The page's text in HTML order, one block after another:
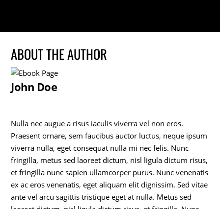
ABOUT THE AUTHOR
John Doe
Nulla nec augue a risus iaculis viverra vel non eros.
Praesent ornare, sem faucibus auctor luctus, neque ipsum
viverra nulla, eget consequat nulla mi nec felis. Nunc
fringilla, metus sed laoreet dictum, nisl ligula dictum risus,
et fringilla nunc sapien ullamcorper purus. Nunc venenatis
ex ac eros venenatis, eget aliquam elit dignissim. Sed vitae
ante vel arcu sagittis tristique eget at nulla. Metus sed